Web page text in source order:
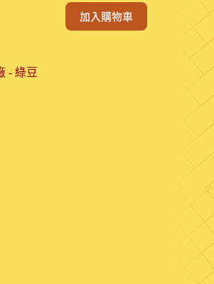
加入購物車